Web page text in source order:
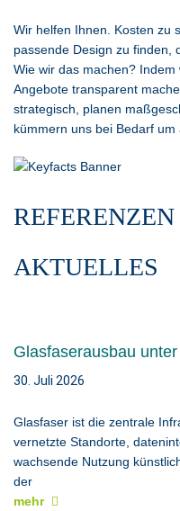
Wir helfen Ihnen. Kosten zu
passende Design zu finden,
Wie wir das machen? Indem
Angebote transparent
strategisch, planen
kümmern uns bei Bedarf um
REFERENZEN
AKTUELLES
Glasfaserausbau
30. Juli 2026
Glasfaser ist die zentrale
vernetzte Standorte,
wachsende Nutzung
der
mehr